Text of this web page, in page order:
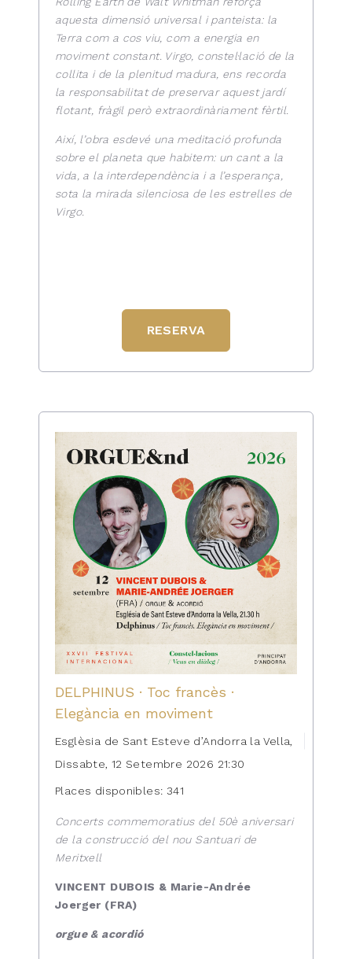
aquesta dimensió universal i panteista: la
Terra com a cos viu, com a energia en
moviment constant. Virgo, constel·lació de la
collita i de la plenitud madura, ens recorda
la responsabilitat de preservar aquest jardí
flotant, fràgil però extraordinàriament fèrtil.
Així, l’obra esdevé una meditació profunda
sobre el planeta que habitem: un cant a la
vida, a la interdependència i a l’esperança,
sota la mirada silenciosa de les estrelles de
Virgo.
RESERVA
DELPHINUS · Toc francès ·
Elegància en moviment
Esglèsia de Sant Esteve d’Andorra la Vella,
Dissabte, 12 Setembre 2026 21:30
Places disponibles: 341
Concerts commemoratius del 50è aniversari
de la construcció del nou Santuari de
Meritxell
VINCENT DUBOIS & Marie-Andrée
Joerger (FRA)
orgue & acordió